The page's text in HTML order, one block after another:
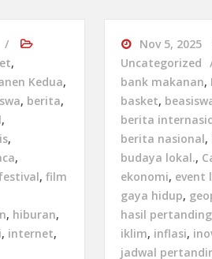
,
Kedua,
, berita,
,
,
,
, film
, hiburan,
, internet,
Nov 5, 2025
Uncategorized
bank makanan,
basket,
berita
berita nasional,
budaya lokal.,
ekonomi, event
gaya hidup,
hasil
iklim, inflasi,
jadwal